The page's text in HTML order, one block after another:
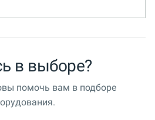
в выборе?
помочь вам в подборе